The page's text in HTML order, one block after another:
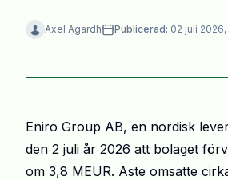
Axel Agardh Publicerad: 02 juli 2026,
Eniro Group AB, en nordisk
den 2 juli år 2026 att bolaget
om 3,8 MEUR. Aste omsatte